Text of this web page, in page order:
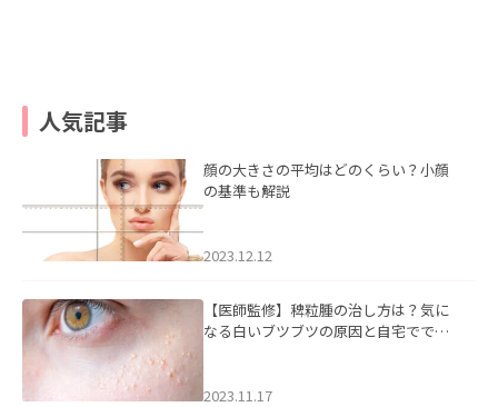
人気記事
顔の大きさの平均はどのくらい？小顔
の基準も解説
2023.12.12
【医師監修】稗粒腫の治し方は？気に
なる白いブツブツの原因と自宅ででき
2023.11.17